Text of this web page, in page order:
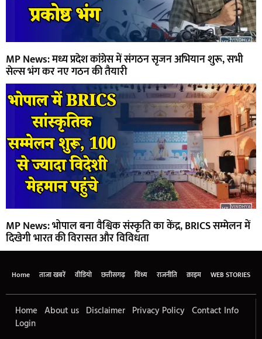
MP News: मध्य प्रदेश कांग्रेस में संगठन सृजन अभियान शुरू, सभी
सेल्स भंग कर नए गठन की तैयारी
MP News: भोपाल बना वैश्विक संस्कृति का केंद्र, BRICS सम्मेलन में
दिखेगी भारत की विरासत और विविधता
Home ताजा खबरें वीडियो छत्तीसगढ़ विंध्य राजनीति क्राइम WEB STORIES
Home About us Disclaimer Privacy Policy Contact Info
Login